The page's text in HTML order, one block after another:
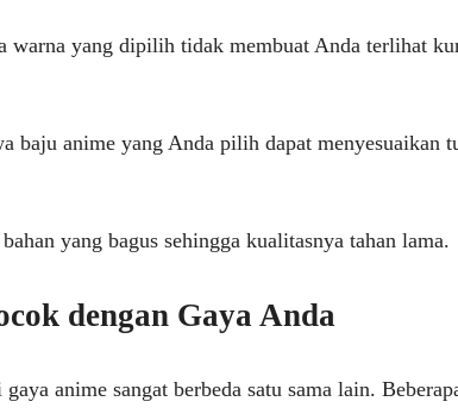
yang dipilih tidak membuat Anda terlihat
anime yang Anda pilih dapat menyesuaikan
yang bagus sehingga kualitasnya tahan lama.
dengan Gaya Anda
anime sangat berbeda satu sama lain.